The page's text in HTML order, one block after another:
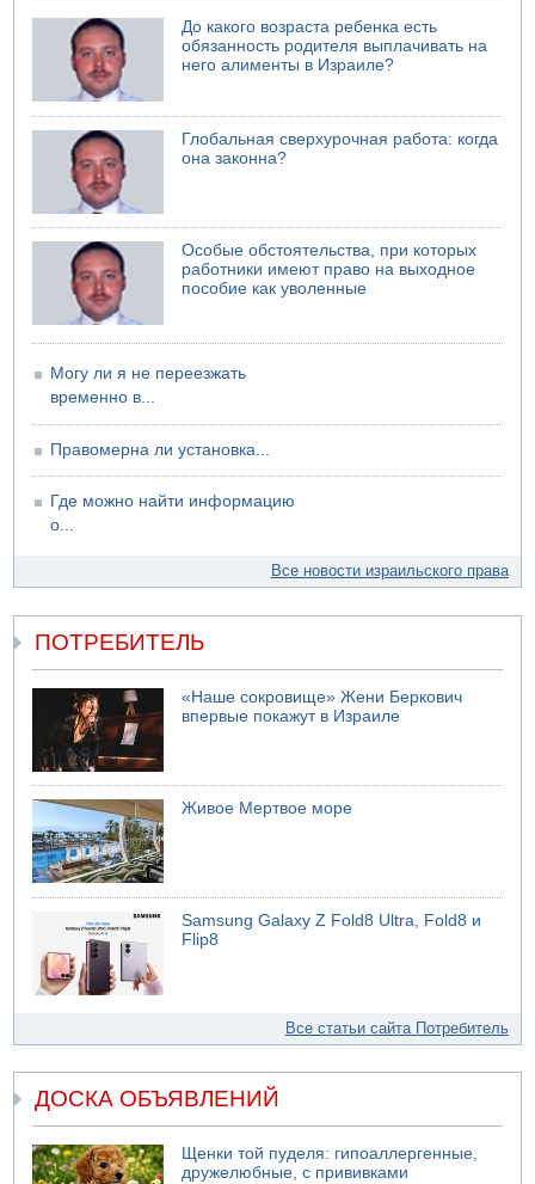
Трое подростков ограбили сексшоп в Холоне
06.08.2026 08:45
Взрыв в Северном Тель-Авиве
06.08.2026 08:11
Украинская атака на российский НПЗ
05.08.2026 18:30
Израиль провел испытания системы противоракетной
обороны "Хец"
05.08.2026 18:28
МАДА призывает израильтян срочно сдавать кровь
До какого возраста ребенка есть
обязанность родителя выплачивать на
него алименты в Израиле?
Глобальная сверхурочная работа: когда
она законна?
Особые обстоятельства, при которых
работники имеют право на выходное
пособие как уволенные
Могу ли я не переезжать
временно в...
Правомерна ли установка...
Где можно найти информацию
о...
Все новости израильского права
ПОТРЕБИТЕЛЬ
«Наше сокровище» Жени Беркович
впервые покажут в Израиле
Живое Мертвое море
Samsung Galaxy Z Fold8 Ultra, Fold8 и
Flip8
Все статьи сайта Потребитель
ДОСКА ОБЪЯВЛЕНИЙ
Щенки той пуделя: гипоаллергенные,
дружелюбные, с прививками